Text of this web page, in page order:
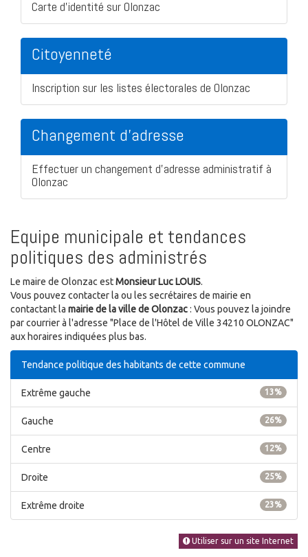
Carte d'identité sur Olonzac
Citoyenneté
Inscription sur les listes électorales de Olonzac
Changement d'adresse
Effectuer un changement d'adresse administratif à
Olonzac
Equipe municipale et tendances
politiques des administrés
Le maire de Olonzac estMonsieur Luc LOUIS.
Vous pouvez contacter la ou les secrétaires de mairie en
contactant la mairie de la ville de Olonzac: Vous pouvez la joindre
par courrier à l'adresse "Place de l'Hôtel de Ville 34210 OLONZAC"
aux horaires indiquées plus bas.
Tendance politique des habitants de cette commune
13%
Extrême gauche
26%
Gauche
12%
Centre
25%
Droite
23%
Extrême droite
Utiliser sur un site Internet